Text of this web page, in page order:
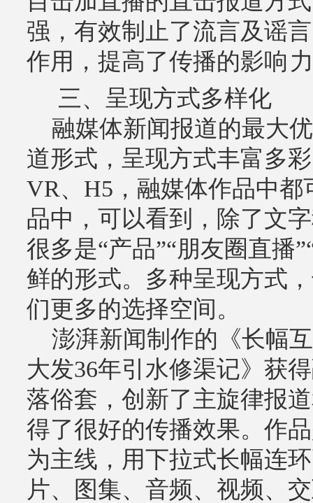
强，有效制止了流言及谣
作用，提高了传播的影响
三、呈现方式多样化
融媒体新闻报道的最大
道形式，呈现方式丰富多
VR、H5，融媒体作品中
品中，可以看到，除了文
很多是“产品”“朋友圈直播
鲜的形式。多种呈现方式
们更多的选择空间。
澎湃新闻制作的《长幅
大发36年引水修渠记》获
落俗套，创新了主旋律报
得了很好的传播效果。作
为主线，用下拉式长幅连
片、图集、音频、视频、